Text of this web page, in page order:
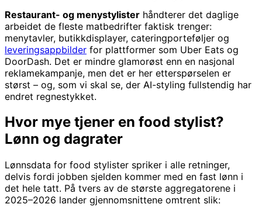
Restaurant- og menystylister håndterer det daglige
arbeidet de fleste matbedrifter faktisk trenger:
menytavler, butikkdisplayer, cateringporteføljer og
leveringsappbilder for plattformer som Uber Eats og
DoorDash. Det er mindre glamorøst enn en nasjonal
reklamekampanje, men det er her etterspørselen er
størst – og, som vi skal se, der AI-styling fullstendig har
endret regnestykket.
Hvor mye tjener en food stylist?
Lønn og dagrater
Lønnsdata for food stylister spriker i alle retninger,
delvis fordi jobben sjelden kommer med en fast lønn i
det hele tatt. På tvers av de største aggregatorene i
2025–2026 lander gjennomsnittene omtrent slik: